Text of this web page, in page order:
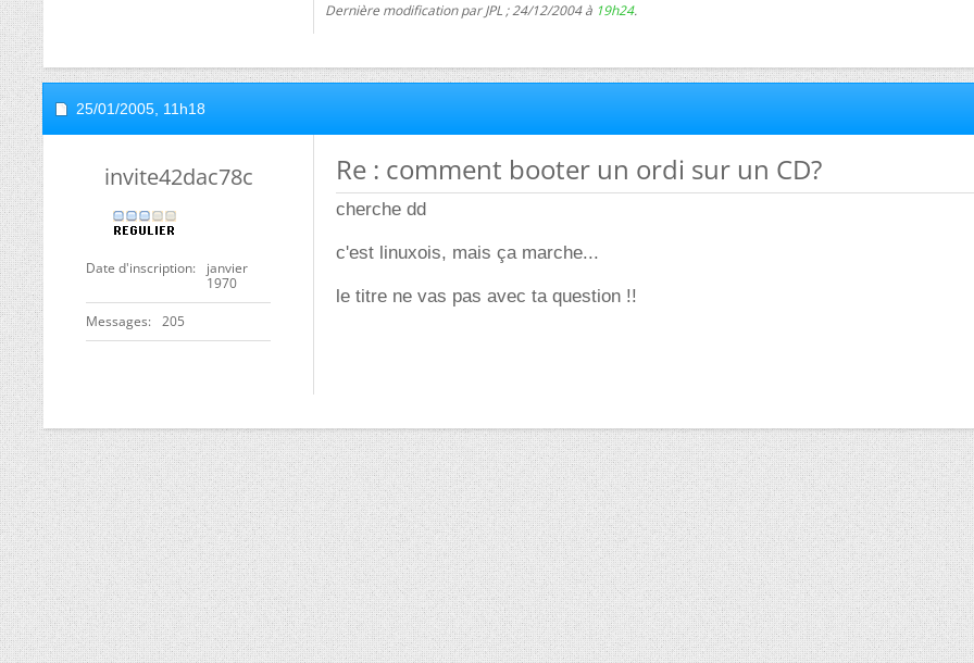
Dernière modification par JPL ; 24/12/2004 à 19h24.
25/01/2005, 11h18
invite42dac78c
Date d'inscription
janvier
1970
Messages 205
Re : comment booter un ordi sur un CD?
cherche dd
c'est linuxois, mais ça marche...
le titre ne vas pas avec ta question !!